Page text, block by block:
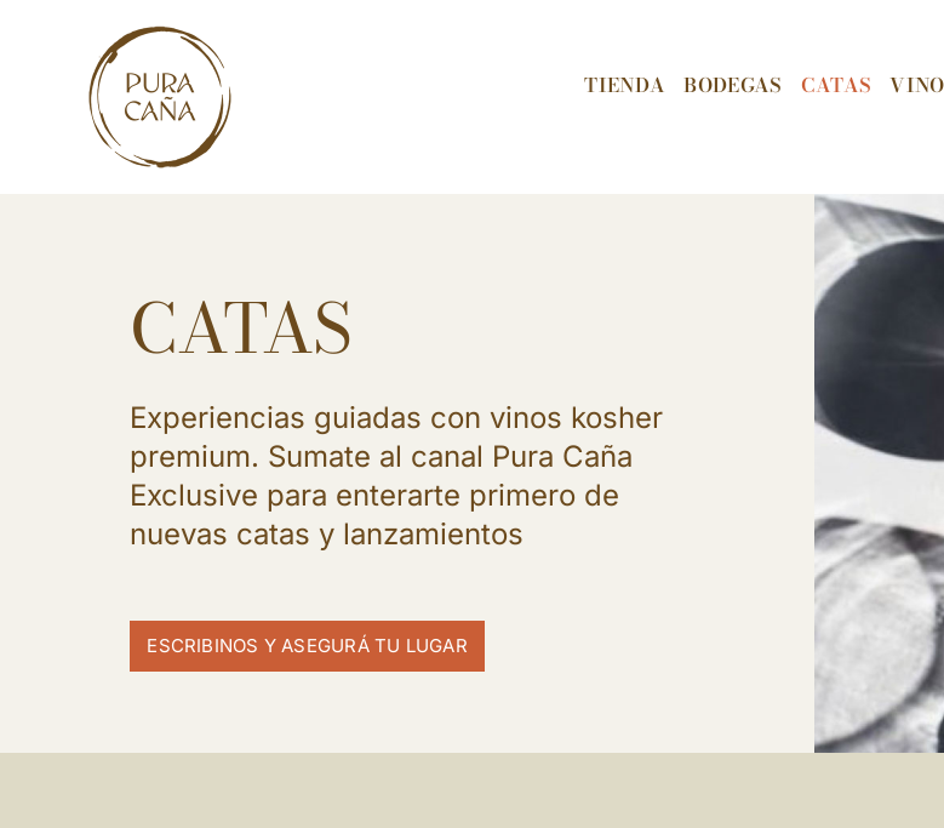
content
TIENDA BODEGAS CATAS
CATAS
Experiencias guiadas con vinos kosher
premium. Sumate al canal Pura Caña
Exclusive para enterarte primero de
nuevas catas y lanzamientos
ESCRIBINOS Y ASEGURÁ TU LUGAR